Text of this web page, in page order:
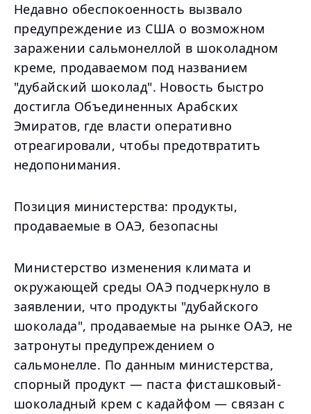
Недавно обеспокоенность вызвало
предупреждение из США о возможном
заражении сальмонеллой в шоколадном
креме, продаваемом под названием
"дубайский шоколад". Новость быстро
достигла Объединенных Арабских
Эмиратов, где власти оперативно
отреагировали, чтобы предотвратить
недопонимания.
Позиция министерства: продукты,
продаваемые в ОАЭ, безопасны
Министерство изменения климата и
окружающей среды ОАЭ подчеркнуло в
заявлении, что продукты "дубайского
шоколада", продаваемые на рынке ОАЭ, не
затронуты предупреждением о
сальмонелле. По данным министерства,
спорный продукт — паста фисташковый-
шоколадный крем с кадайфом — связан с